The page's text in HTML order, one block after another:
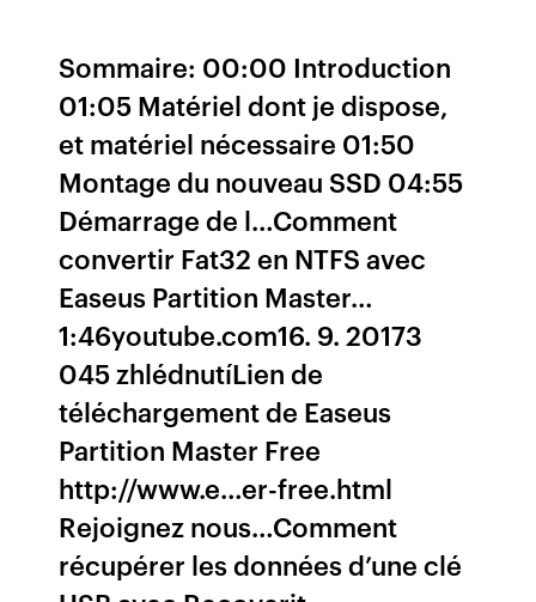
Sommaire: 00:00 Introduction
01:05 Matériel dont je dispose,
et matériel nécessaire 01:50
Montage du nouveau SSD 04:55
Démarrage de l…Comment
convertir Fat32 en NTFS avec
Easeus Partition Master…
1:46youtube.com16. 9. 20173
045 zhlédnutíLien de
téléchargement de Easeus
Partition Master Free
http://www.e…er-free.html
Rejoignez nous…Comment
récupérer les données d’une clé